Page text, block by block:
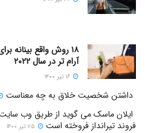
۱۸ روش واقع بینانه
آرام تر در سال ۲۰۲۲
داشتن شخصیت خلاق به چه معناست
فروند تیرانداز فروخته است